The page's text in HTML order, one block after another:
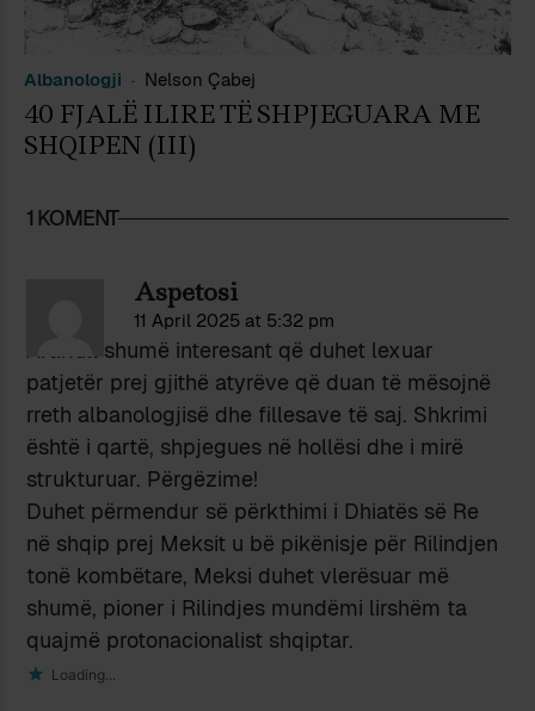
Albanologji Nelson Çabej
40 FJALË ILIRE TË SHPJEGUARA ME
SHQIPEN (III)
1 KOMENT
Aspetosi
11 April 2025 at 5:32 pm
Artikull shumë interesant që duhet lexuar
patjetër prej gjithë atyrëve që duan të mësojnë
rreth albanologjisë dhe fillesave të saj. Shkrimi
është i qartë, shpjegues në hollësi dhe i mirë
strukturuar. Përgëzime!
Duhet përmendur së përkthimi i Dhiatës së Re
në shqip prej Meksit u bë pikënisje për Rilindjen
tonë kombëtare, Meksi duhet vlerësuar më
shumë, pioner i Rilindjes mundëmi lirshëm ta
quajmë protonacionalist shqiptar.
Loading...